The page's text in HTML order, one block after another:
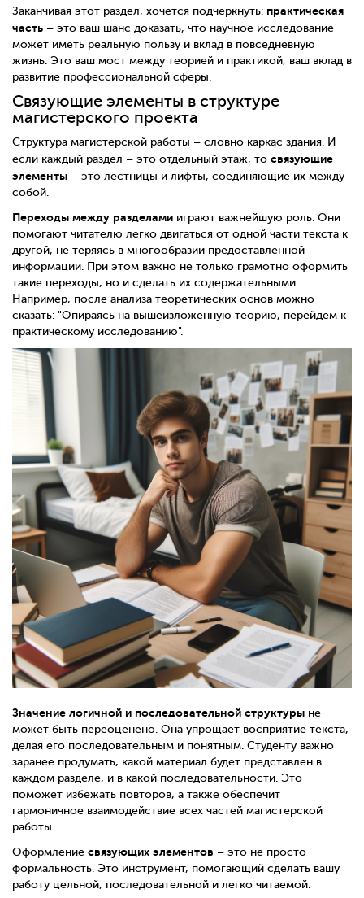
Заканчивая этот раздел, хочется подчеркнуть: практическая
часть – это ваш шанс доказать, что научное исследование
может иметь реальную пользу и вклад в повседневную
жизнь. Это ваш мост между теорией и практикой, ваш вклад в
развитие профессиональной сферы.
Связующие элементы в структуре
магистерского проекта
Структура магистерской работы – словно каркас здания. И
если каждый раздел – это отдельный этаж, то связующие
элементы – это лестницы и лифты, соединяющие их между
собой.
Переходы между разделами играют важнейшую роль. Они
помогают читателю легко двигаться от одной части текста к
другой, не теряясь в многообразии предоставленной
информации. При этом важно не только грамотно оформить
такие переходы, но и сделать их содержательными.
Например, после анализа теоретических основ можно
сказать: "Опираясь на вышеизложенную теорию, перейдем к
практическому исследованию".
Значение логичной и последовательной структуры не
может быть переоценено. Она упрощает восприятие текста,
делая его последовательным и понятным. Студенту важно
заранее продумать, какой материал будет представлен в
каждом разделе, и в какой последовательности. Это
поможет избежать повторов, а также обеспечит
гармоничное взаимодействие всех частей магистерской
работы.
Оформление связующих элементов – это не просто
формальность. Это инструмент, помогающий сделать вашу
работу цельной, последовательной и легко читаемой.